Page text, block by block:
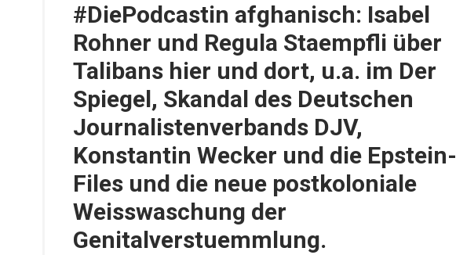
#DiePodcastin afghanisch: Isabel
Rohner und Regula Staempfli über
Talibans hier und dort, u.a. im Der
Spiegel, Skandal des Deutschen
Journalistenverbands DJV,
Konstantin Wecker und die Epstein-
Files und die neue postkoloniale
Weisswaschung der
Genitalverstuemmlung.